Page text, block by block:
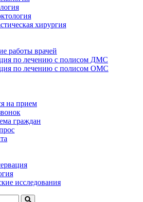
хирургия
работы врачей
по лечению с полисом ДМС
по лечению с полисом ОМС
на прием
граждан
исследования